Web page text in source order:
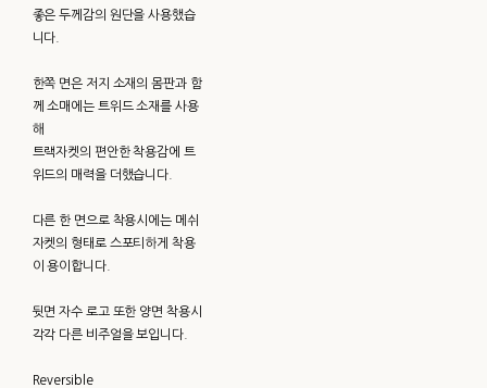
좋은 두께감의 원단을 사용했습
니다.
한쪽 면은 저지 소재의 몸판과 함
께 소매에는 트위드 소재를 사용
해
트랙자켓의 편안한 착용감에 트
위드의 매력을 더했습니다.
다른 한 면으로 착용시에는 메쉬
자켓의 형태로 스포티하게 착용
이 용이합니다.
뒷면 자수 로고 또한 양면 착용시
각각 다른 비주얼을 보입니다.
Reversible